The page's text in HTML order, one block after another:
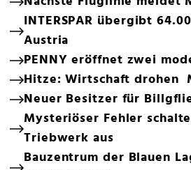
INTERSPAR übergibt
Austria
PENNY eröffnet zwei
Hitze: Wirtschaft drohen
Neuer Besitzer für
Mysteriöser Fehler
Triebwerk aus
Bauzentrum der Blauen